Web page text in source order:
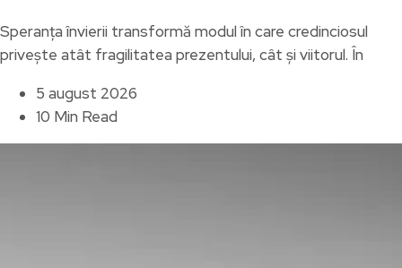
Speranța învierii transformă modul în care credinciosul
privește atât fragilitatea prezentului, cât și viitorul. În
5 august 2026
10 Min Read